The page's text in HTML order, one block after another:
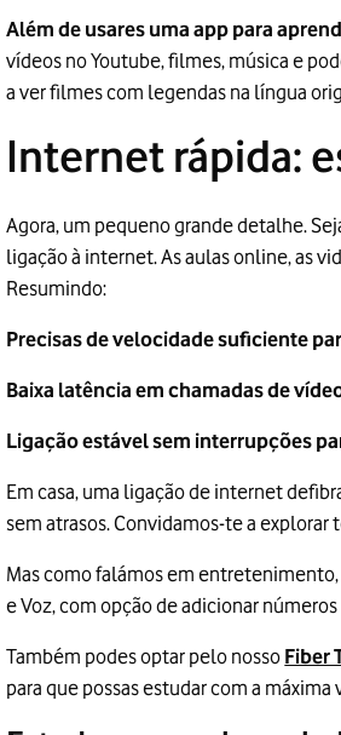
Além de usares uma app para
vídeos no Youtube, filmes, música e
a ver filmes com legendas na língua
Internet rápida:
Agora, um pequeno grande detalhe.
ligação à internet. As aulas online, as
Resumindo:
Precisas de velocidade suficiente
Baixa latência em chamadas de
Ligação estável sem interrupções
Em casa, uma ligação de internet
sem atrasos. Convidamos-te a explorar
Mas como falámos em
e Voz, com opção de adicionar
Também podes optar pelo nosso Fiber
para que possas estudar com a